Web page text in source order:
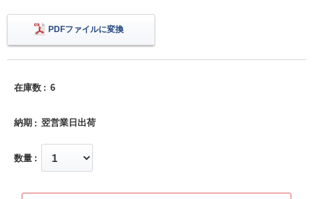
PDFファイルに変換
在庫数 6
納期 翌営業日出荷
数量